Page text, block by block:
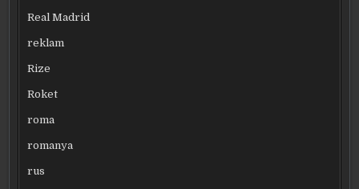
Real Madrid
reklam
Rize
Roket
roma
romanya
rus